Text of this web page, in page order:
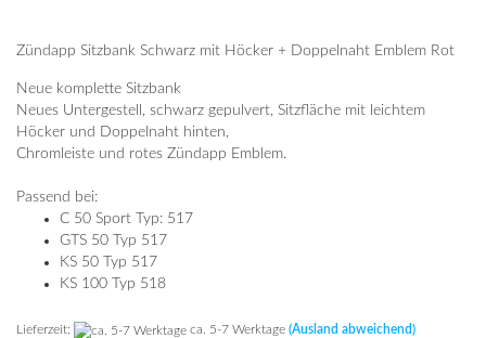
Zündapp Sitzbank Schwarz mit Höcker + Doppelnaht Emblem Rot
Neue komplette Sitzbank
Neues Untergestell, schwarz gepulvert, Sitzfläche mit leichtem
Höcker und Doppelnaht hinten,
Chromleiste und rotes Zündapp Emblem.
Passend bei:
C 50 Sport Typ: 517
GTS 50 Typ 517
KS 50 Typ 517
KS 100 Typ 518
Lieferzeit: ca. 5-7 Werktage (Ausland abweichend)